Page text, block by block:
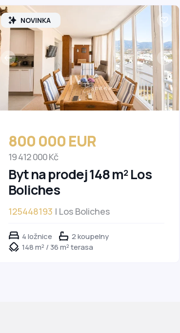
NOVINKA
800 000 EUR
19 412 000 Kč
Byt na prodej 148 m² Los
Boliches
125448193 | Los Boliches
4 ložnice
2 koupelny
148 m² / 36 m² terasa